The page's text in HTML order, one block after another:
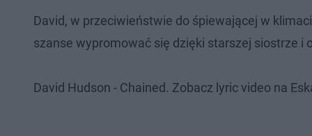
David, w przeciwieństwie do śpiewającej w
szanse wypromować się dzięki starszej siostrze i
David Hudson - Chained. Zobacz lyric video na